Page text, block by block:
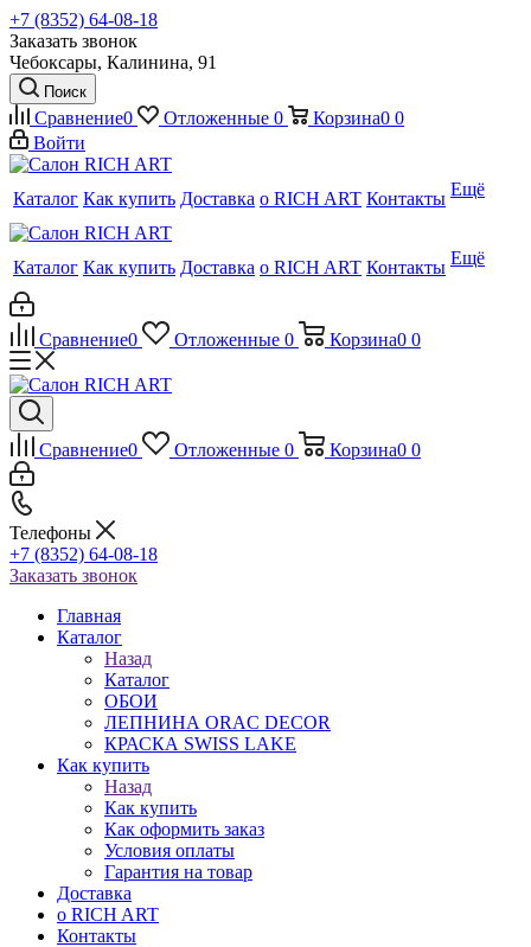
+7 (8352) 64-08-18
Заказать звонок
Чебоксары, Калинина, 91
Поиск
Сравнение0 Отложенные 0 Корзина0 0
Войти
Каталог Как купить Доставка о RICH ART Контакты Ещё
Каталог Как купить Доставка о RICH ART Контакты Ещё
Сравнение0 Отложенные 0 Корзина0 0
Сравнение0 Отложенные 0 Корзина0 0
Телефоны
+7 (8352) 64-08-18
Заказать звонок
Главная
Каталог
Назад
Каталог
ОБОИ
ЛЕПНИНА ORAC DECOR
КРАСКА SWISS LAKE
Как купить
Назад
Как купить
Как оформить заказ
Условия оплаты
Гарантия на товар
Доставка
о RICH ART
Контакты